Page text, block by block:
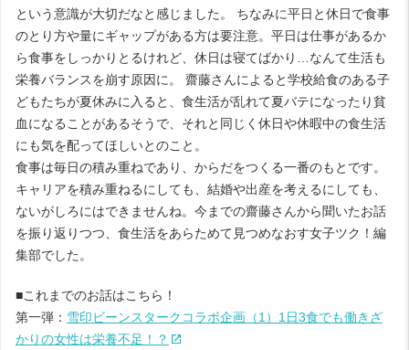
という意識が大切だなと感じました。 ちなみに平日と休日で食事
のとり方や量にギャップがある方は要注意。平日は仕事があるか
ら食事をしっかりとるけれど、休日は寝てばかり…なんて生活も
栄養バランスを崩す原因に。 齋藤さんによると学校給食のある子
どもたちが夏休みに入ると、食生活が乱れて夏バテになったり貧
血になることがあるそうで、それと同じく休日や休暇中の食生活
にも気を配ってほしいとのこと。
食事は毎日の積み重ねであり、からだをつくる一番のもとです。
キャリアを積み重ねるにしても、結婚や出産を考えるにしても、
ないがしろにはできませんね。今までの齋藤さんから聞いたお話
を振り返りつつ、食生活をあらためて見つめなおす女子ツク！編
集部でした。
■これまでのお話はこちら！
第一弾： 雪印ビーンスタークコラボ企画（1）1日3食でも働きざ
かりの女性は栄養不足！？